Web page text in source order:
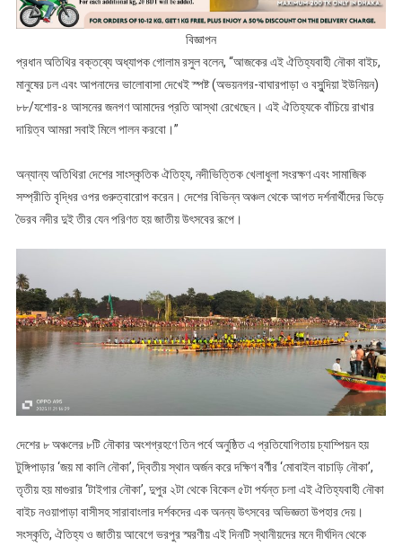
বিজ্ঞাপন
প্রধান অতিথির বক্তব্যে অধ্যাপক গোলাম রসুল বলেন, “আজকের এই ঐতিহ্যবাহী নৌকা বাইচ,
মানুষের ঢল এবং আপনাদের ভালোবাসা দেখেই স্পষ্ট (অভয়নগর-বাঘারপাড়া ও বসুন্দিয়া ইউনিয়ন)
৮৮/যশোর-৪ আসনের জনগণ আমাদের প্রতি আস্থা রেখেছেন। এই ঐতিহ্যকে বাঁচিয়ে রাখার
দায়িত্ব আমরা সবাই মিলে পালন করবো।”
‎অন্যান্য অতিথিরা দেশের সাংস্কৃতিক ঐতিহ্য, নদীভিত্তিক খেলাধুলা সংরক্ষণ এবং সামাজিক
সম্প্রীতি বৃদ্ধির ওপর গুরুত্বারোপ করেন। ‎দেশের বিভিন্ন অঞ্চল থেকে আগত দর্শনার্থীদের ভিড়ে
ভৈরব নদীর দুই তীর যেন পরিণত হয় জাতীয় উৎসবের রূপে।
দেশের ৮ অঞ্চলের ৮টি নৌকার অংশগ্রহণে তিন পর্বে অনুষ্ঠিত এ প্রতিযোগিতায় চ্যাম্পিয়ন হয়
টুঙ্গিপাড়ার ‘জয় মা কালি নৌকা’, দ্বিতীয় স্থান অর্জন করে দক্ষিণ বর্ণীর ‘মোবাইল বাচাড়ি নৌকা’,
তৃতীয় হয় মাগুরার ‘টাইগার নৌকা’, ‎দুপুর ২টা থেকে বিকেল ৫টা পর্যন্ত চলা এই ঐতিহ্যবাহী নৌকা
বাইচ নওয়াপাড়া বাসীসহ সারাবাংলার দর্শকদের এক অনন্য উৎসবের অভিজ্ঞতা উপহার দেয়।
সংস্কৃতি, ঐতিহ্য ও জাতীয় আবেগে ভরপুর স্মরণীয় এই দিনটি স্থানীয়দের মনে দীর্ঘদিন থেকে